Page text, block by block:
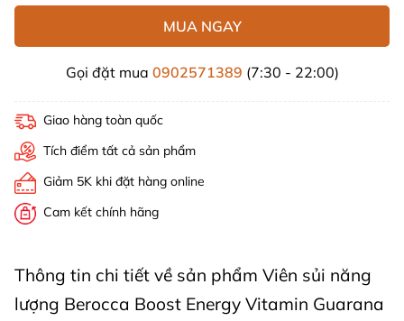
MUA NGAY
Gọi đặt mua 0902571389 (7:30 - 22:00)
Giao hàng toàn quốc
Tích điểm tất cả sản phẩm
Giảm 5K khi đặt hàng online
Cam kết chính hãng
Thông tin chi tiết về sản phẩm Viên sủi năng
lượng Berocca Boost Energy Vitamin Guarana